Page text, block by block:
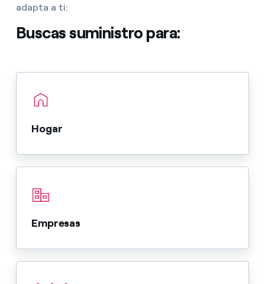
adapta a ti:
Buscas suministro para:
Hogar
Empresas